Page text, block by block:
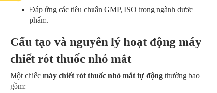
Đáp ứng các tiêu chuẩn GMP, ISO trong ngành dược
phẩm.
Cấu tạo và nguyên lý hoạt động máy
chiết rót thuốc nhỏ mắt
Một chiếc máy chiết rót thuốc nhỏ mắt tự động thường bao
gồm: